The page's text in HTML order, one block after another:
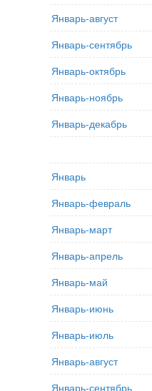
Январь-август
Январь-сентябрь
Январь-октябрь
Январь-ноябрь
Январь-декабрь
Январь
Январь-февраль
Январь-март
Январь-апрель
Январь-май
Январь-июнь
Январь-июль
Январь-август
Январь-сентябрь